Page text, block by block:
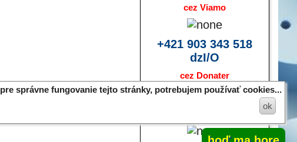
pre správne fungovanie tejto stránky, potrebujem používať cookies...
ok
cez Viamo
+421 903 343 518
dzI/O
cez Donater